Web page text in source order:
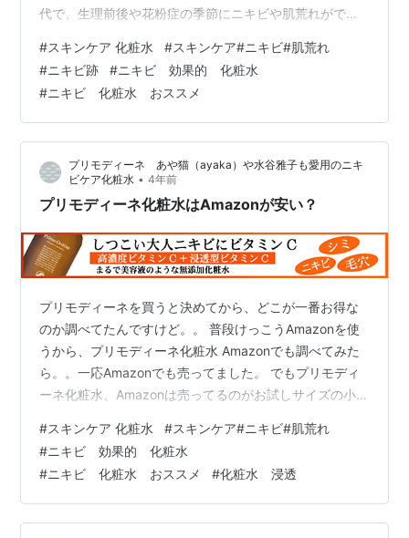
代で、生理前後や花粉症の季節にニキビや肌荒れがでて
と聞いて、お試し1000円で使ったそうなんです。 そんな
彼女から聞いたプリモディーネ化粧水の口コミは、回し
者なの？というくらい熱心でした。笑 3日目くらいから
肌が見違えるようにつるつる柔らかくなり、プニプニ気
持ち良く、びっくりしたとか。 まだ1ヶ月だけど、数年あ
ったニキビ跡が薄くなったり、シミ…
#スキンケア 化粧水 #スキンケア#ニキビ#肌荒れ
#ニキビ跡 #ニキビ 効果的 化粧水
#ニキビ 化粧水 おススメ
プリモディーネ あや猫（ayaka）や水谷雅子も愛用のニキ
ビケア化粧水 • 4年前
プリモディーネ化粧水はAmazonが安い？
プリモディーネを買うと決めてから、どこが一番お得な
のか調べてたんですけど。。 普段けっこうAmazonを使
うから、プリモディーネ化粧水 Amazonでも調べてみた
ら。。一応Amazonでも売ってました。 でもプリモディ
ーネ化粧水、Amazonは売ってるのがお試しサイズの小瓶
公式で買う45％OFFのスターターセットと同じ値段。 ス
ターターセットなら、お試しサイズの化粧水1本に、洗顔
石鹸、セラミド化粧水、ビタミンジェルがついてきてフ
ルラインでお試しできる。 残業とコロナマスクで肌荒れ
てとにかく焦っててニキビに効くものは何でも試したか
#スキンケア 化粧水 #スキンケア#ニキビ#肌荒れ
#ニキビ 効果的 化粧水
#ニキビ 化粧水 おススメ #化粧水 浸透